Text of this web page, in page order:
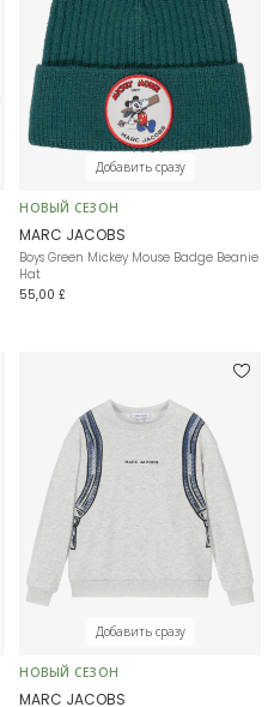
Добавить сразу
НОВЫЙ СЕЗОН
MARC JACOBS
Boys Green Mickey Mouse Badge Beanie
Hat
55,00 £
Добавить сразу
НОВЫЙ СЕЗОН
MARC JACOBS